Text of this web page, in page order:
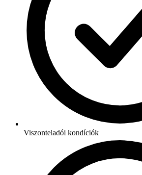
Viszonteladói kondíciók